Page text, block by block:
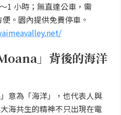
1 小時；無直達公車，需
。園內提供免費停車。
」背後的海洋
意為「海洋」，也代表人與
海共生的精神不只出現在電